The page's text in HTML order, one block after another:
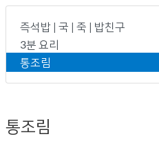
즉석밥 | 국 | 죽 | 밥친구
3분 요리
통조림
통조림